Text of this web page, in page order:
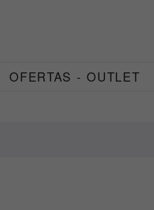
OFERTAS - OUTLET